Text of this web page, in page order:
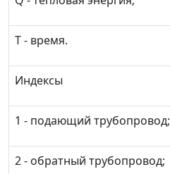
T - время.
Индексы
1 - подающий трубопровод;
2 - обратный трубопровод;